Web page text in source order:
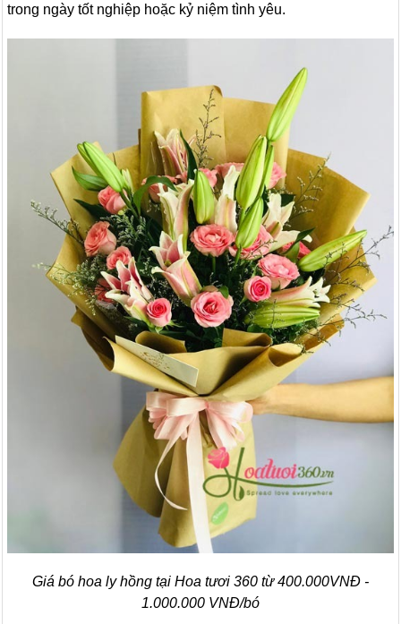
trong ngày tốt nghiệp hoặc kỷ niệm tình yêu.
Giá bó hoa ly hồng tại Hoa tươi 360 từ 400.000VNĐ -
1.000.000 VNĐ/bó